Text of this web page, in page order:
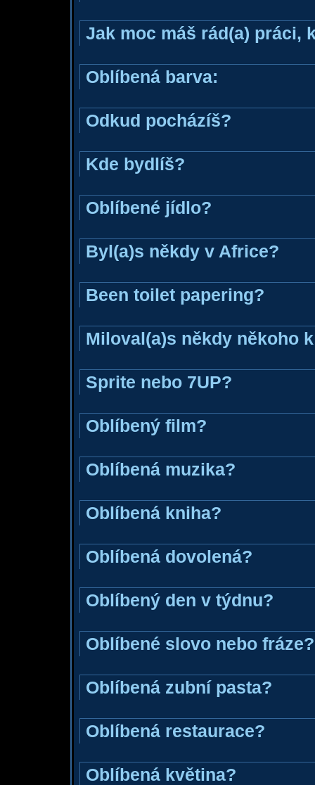
Jak moc máš rád(a) práci,
Oblíbená barva:
Odkud pocházíš?
Kde bydlíš?
Oblíbené jídlo?
Byl(a)s někdy v Africe?
Been toilet papering?
Miloval(a)s někdy někoho
Sprite nebo 7UP?
Oblíbený film?
Oblíbená muzika?
Oblíbená kniha?
Oblíbená dovolená?
Oblíbený den v týdnu?
Oblíbené slovo nebo fráze?
Oblíbená zubní pasta?
Oblíbená restaurace?
Oblíbená květina?